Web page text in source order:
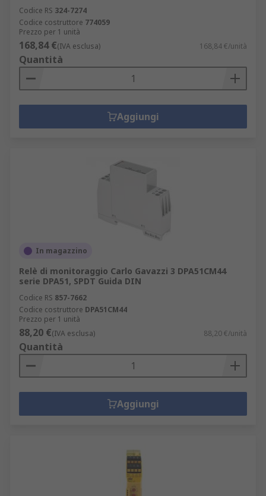
Codice RS 324-7274
Codice costruttore 774059
Prezzo per 1 unità
168,84 €(IVA esclusa) 168,84 €/unità
Quantità
Aggiungi
In magazzino
Relè di monitoraggio Carlo Gavazzi 3 DPA51CM44
serie DPA51, SPDT Guida DIN
Codice RS 857-7662
Codice costruttore DPA51CM44
Prezzo per 1 unità
88,20 €(IVA esclusa) 88,20 €/unità
Quantità
Aggiungi